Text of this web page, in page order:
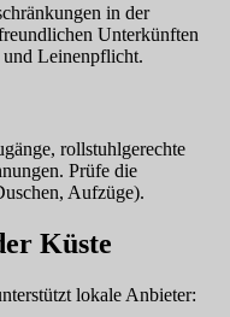
in der
Unterkünften
Leinenpflicht.
rollstuhlgerechte
Prüfe die
Aufzüge).
Küste
lokale Anbieter: